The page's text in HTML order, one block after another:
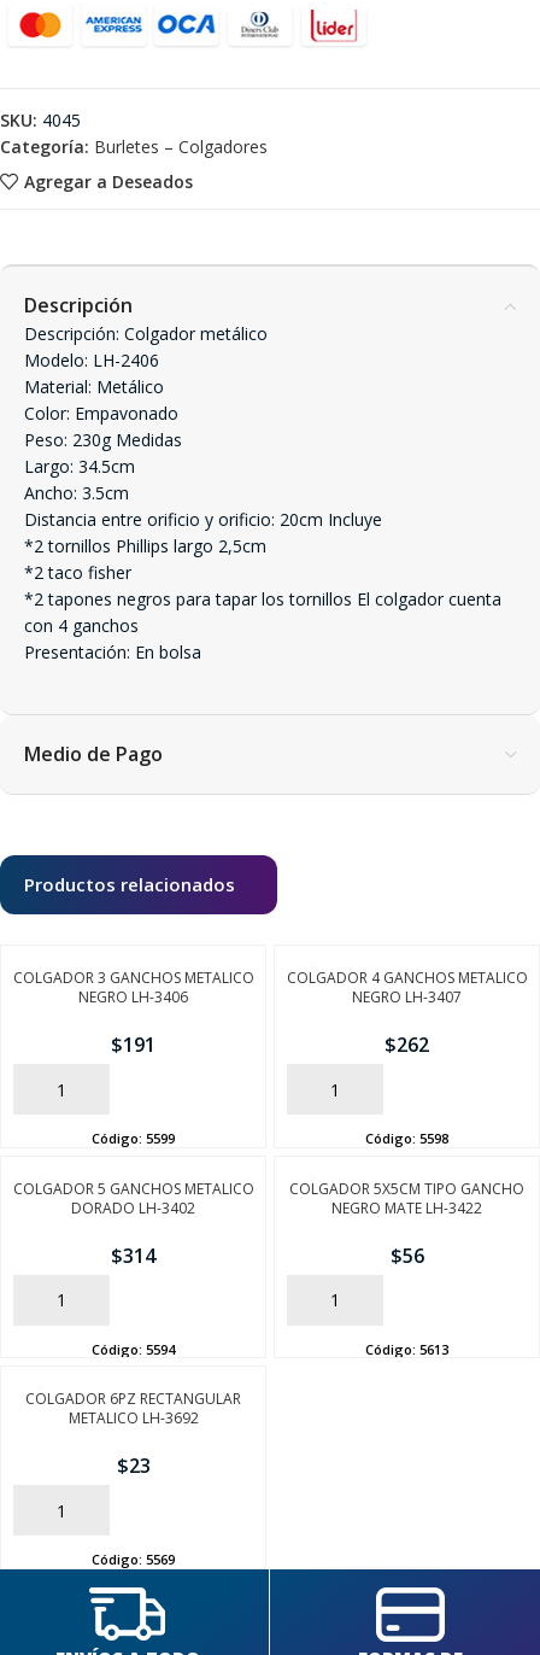
Agregar a Deseados
SKU: 4045
Categoría: Burletes – Colgadores
Descripción
Descripción: Colgador metálico
Modelo: LH-2406
Material: Metálico
Color: Empavonado
Peso: 230g Medidas
Largo: 34.5cm
Ancho: 3.5cm
Distancia entre orificio y orificio: 20cm Incluye
*2 tornillos Phillips largo 2,5cm
*2 taco fisher
*2 tapones negros para tapar los tornillos El colgador cuenta
con 4 ganchos
Presentación: En bolsa
Medio de Pago
Productos relacionados
COLGADOR 3 GANCHOS METALICO
NEGRO LH-3406
$191
AÑADIR
Código: 5599
COLGADOR 4 GANCHOS METALICO
NEGRO LH-3407
$262
AÑADIR
Código: 5598
COLGADOR 5 GANCHOS METALICO
DORADO LH-3402
$314
AÑADIR
Código: 5594
COLGADOR 5X5CM TIPO GANCHO
NEGRO MATE LH-3422
$56
AÑADIR
Código: 5613
COLGADOR 6PZ RECTANGULAR
METALICO LH-3692
$23
AÑADIR
Código: 5569